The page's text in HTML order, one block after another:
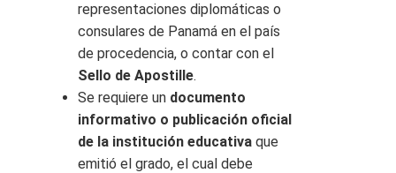
representaciones diplomáticas o
consulares de Panamá en el país
de procedencia, o contar con el
Sello de Apostille.
Se requiere un documento
informativo o publicación oficial
de la institución educativa que
emitió el grado, el cual debe